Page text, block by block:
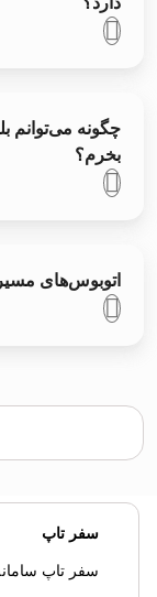
چگونه می‌توانم
بخرم؟
اتوبوس‌های
سفر تاپ
سفر تاپ